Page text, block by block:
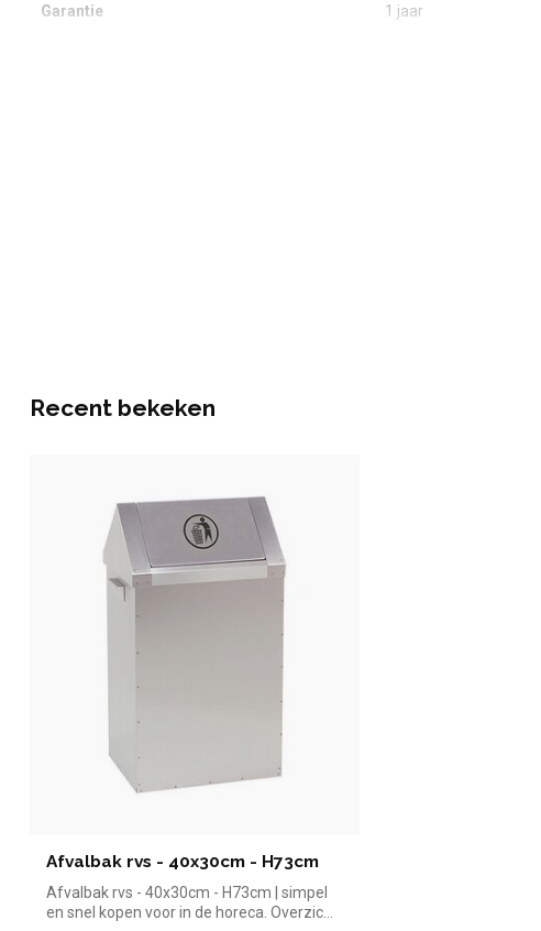
Garantie 1 jaar
Recent bekeken
Afvalbak rvs - 40x30cm - H73cm
Afvalbak rvs - 40x30cm - H73cm | simpel
en snel kopen voor in de horeca. Overzic...